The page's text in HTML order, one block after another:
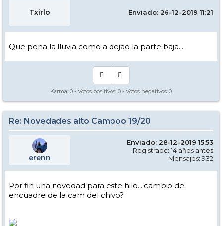
Txirlo Enviado: 26-12-2019 11:21
Que pena la lluvia como a dejao la parte baja....
Karma: 0 - Votos positivos: 0 - Votos negativos: 0
Re: Novedades alto Campoo 19/20
erenn
Enviado: 28-12-2019 15:53
Registrado: 14 años antes
Mensajes: 932
Por fin una novedad para este hilo....cambio de
encuadre de la cam del chivo?